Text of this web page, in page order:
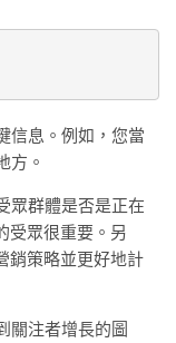
信息。例如，您當
方。
眾群體是否是正在
受眾很重要。另
銷策略並更好地計
關注者增長的圖